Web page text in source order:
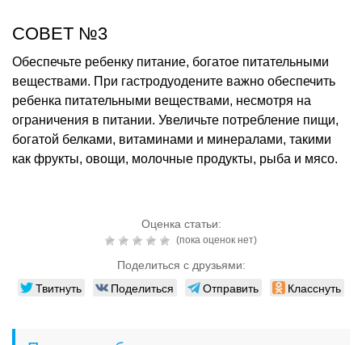
СОВЕТ №3
Обеспечьте ребенку питание, богатое питательными
веществами. При гастродуодените важно обеспечить
ребенка питательными веществами, несмотря на
ограничения в питании. Увеличьте потребление пищи,
богатой белками, витаминами и минералами, такими
как фрукты, овощи, молочные продукты, рыба и мясо.
Оценка статьи:
(пока оценок нет)
Поделиться с друзьями:
Твитнуть Поделиться Отправить Класснуть